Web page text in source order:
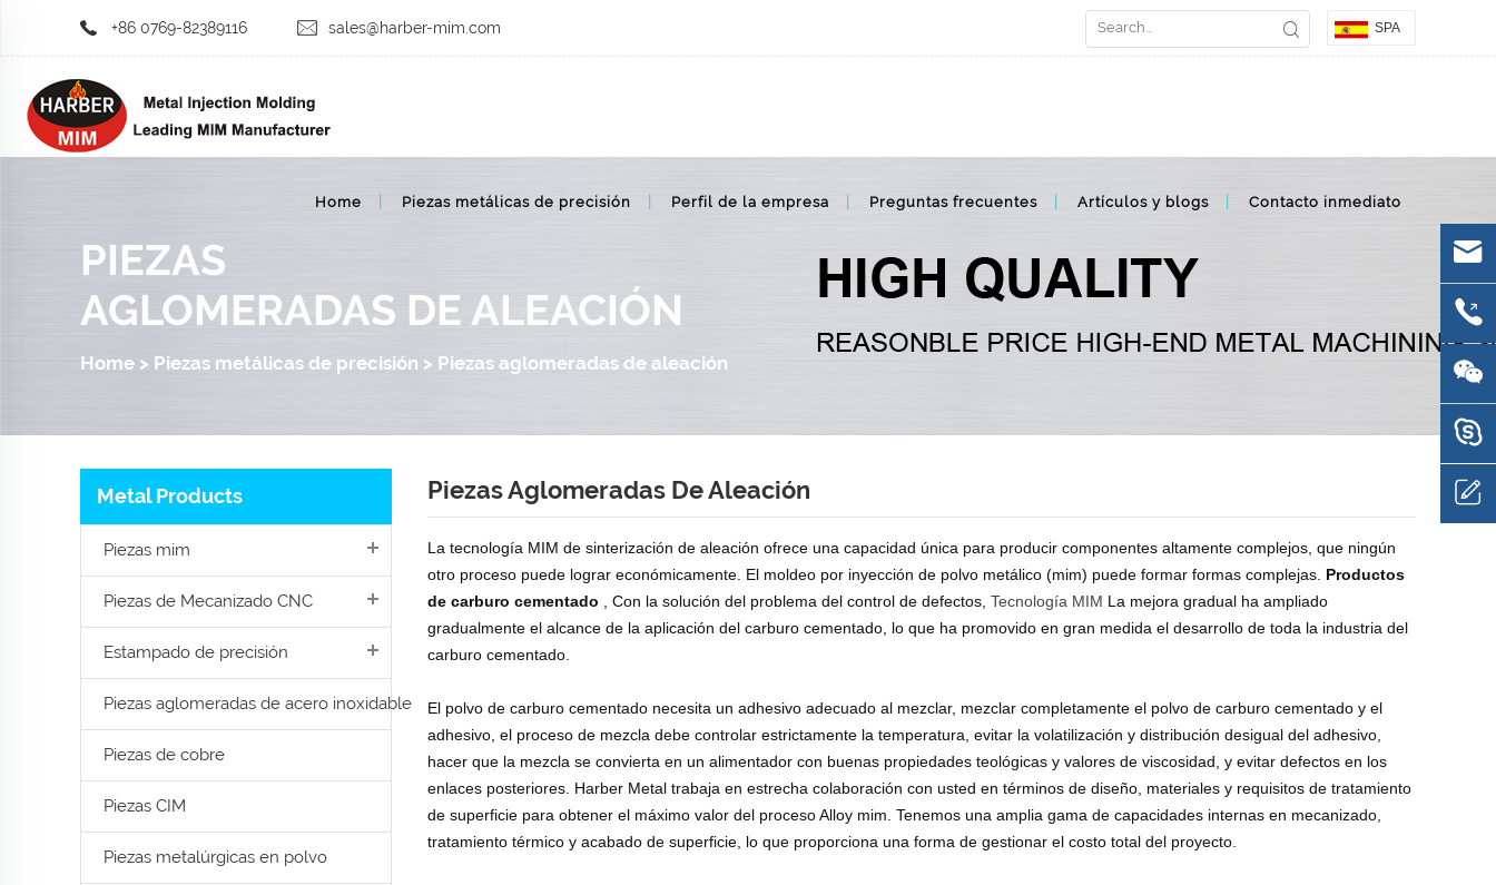
+86 0769-82389116 sales@harber-mim.com SPA
Home Piezas metálicas de precisión Perfil de la empresa Preguntas frecuentes Artículos y blogs Contacto inmediato
PIEZAS
AGLOMERADAS DE ALEACIÓN
Home > Piezas metálicas de precisión > Piezas aglomeradas de aleación
Metal Products
Piezas mim
Piezas de Mecanizado CNC
Estampado de precisión
Piezas aglomeradas de acero inoxidable
Piezas de cobre
Piezas CIM
Piezas metalúrgicas en polvo
Piezas Aglomeradas De Aleación
La tecnología MIM de sinterización de aleación ofrece una capacidad única para producir componentes altamente complejos, que ningún
otro proceso puede lograr económicamente. El moldeo por inyección de polvo metálico (mim) puede formar formas complejas. Productos
de carburo cementado
, Con la solución del problema del control de defectos, Tecnología MIM La mejora gradual ha ampliado
gradualmente el alcance de la aplicación del carburo cementado, lo que ha promovido en gran medida el desarrollo de toda la industria del
carburo cementado.
El polvo de carburo cementado necesita un adhesivo adecuado al mezclar, mezclar completamente el polvo de carburo cementado y el
adhesivo, el proceso de mezcla debe controlar estrictamente la temperatura, evitar la volatilización y distribución desigual del adhesivo,
hacer que la mezcla se convierta en un alimentador con buenas propiedades teológicas y valores de viscosidad, y evitar defectos en los
enlaces posteriores. Harber Metal trabaja en estrecha colaboración con usted en términos de diseño, materiales y requisitos de tratamiento
de superficie para obtener el máximo valor del proceso Alloy mim. Tenemos una amplia gama de capacidades internas en mecanizado,
tratamiento térmico y acabado de superficie, lo que proporciona una forma de gestionar el costo total del proyecto.